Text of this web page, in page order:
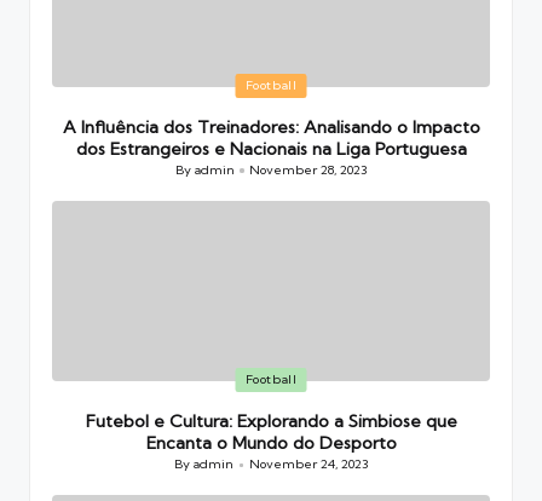
Posted
Football
A Influência dos Treinadores: Analisando o Impacto
dos Estrangeiros e Nacionais na Liga Portuguesa
Posted
By admin November 28, 2023
Posted
Football
Futebol e Cultura: Explorando a Simbiose que
Encanta o Mundo do Desporto
Posted
Byadmin November 24, 2023